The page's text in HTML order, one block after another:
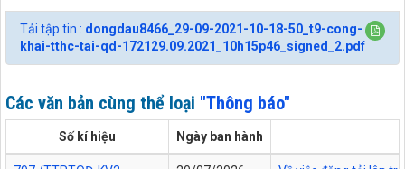
Tải tập tin : dongdau8466_29-09-2021-10-18-50_t9-cong-
khai-tthc-tai-qd-172129.09.2021_10h15p46_signed_2.pdf
Các văn bản cùng thể loại "Thông báo"
Số kí hiệu Ngày ban hành